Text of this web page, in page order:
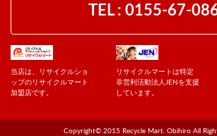
TEL : 0155-67-
当店は、リサイクルショ
ップのリサイクルマート
加盟店です。
リサイクルマートは特定
非営利活動法人JENを支援
しています。
Copyright© 2015 Recycle Mart. Obihiro All